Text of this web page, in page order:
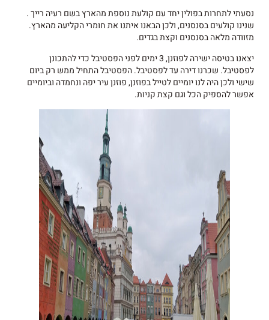
נסעתי לתחרות בפולין יחד עם קולעת נוספת מהארץ בשם רעיה רייך .
שנינו קולעים בסנסנים, ולכן הבאנו איתנו את חומרי הקליעה מהארץ.
מזוודה מלאה בסנסנים וקצת בגדים.
יצאנו בטיסה ישירה לפוזנן, 3 ימים לפני הפסטיבל כדי להתכונן
לפסטיבל. שכרנו דירה עד לפסטיבל. הפסטיבל התחיל ממש רק ביום
שישי ולכן היה לנו יומיים לטייל בפוזנן, פוזנן עיר יפה ונחמדה וביומיים
אפשר להספיק הכל וגם קצת קניות.